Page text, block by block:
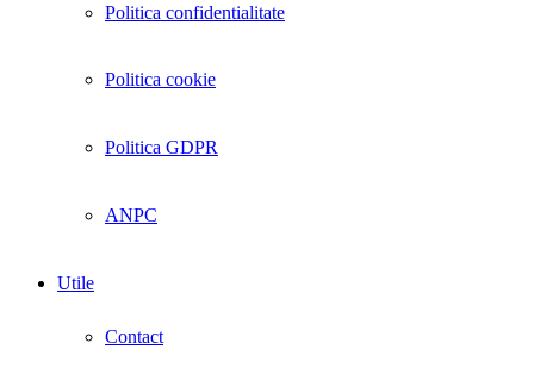
Politica confidentialitate
Politica cookie
Politica GDPR
ANPC
Utile
Contact